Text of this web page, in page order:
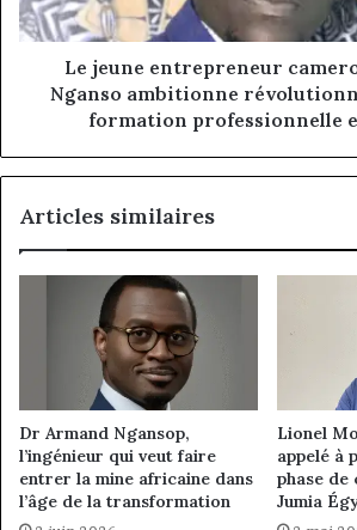
révolutionner
l'accès
formation
en
Le jeune entrepreneur
Nganso ambitionne
formation professionnelle
Articles similaires
Dr Armand Ngansop,
l’ingénieur qui veut faire
entrer la mine africaine dans
l’âge de la transformation
Lionel
appelé à
phase de
Jumia